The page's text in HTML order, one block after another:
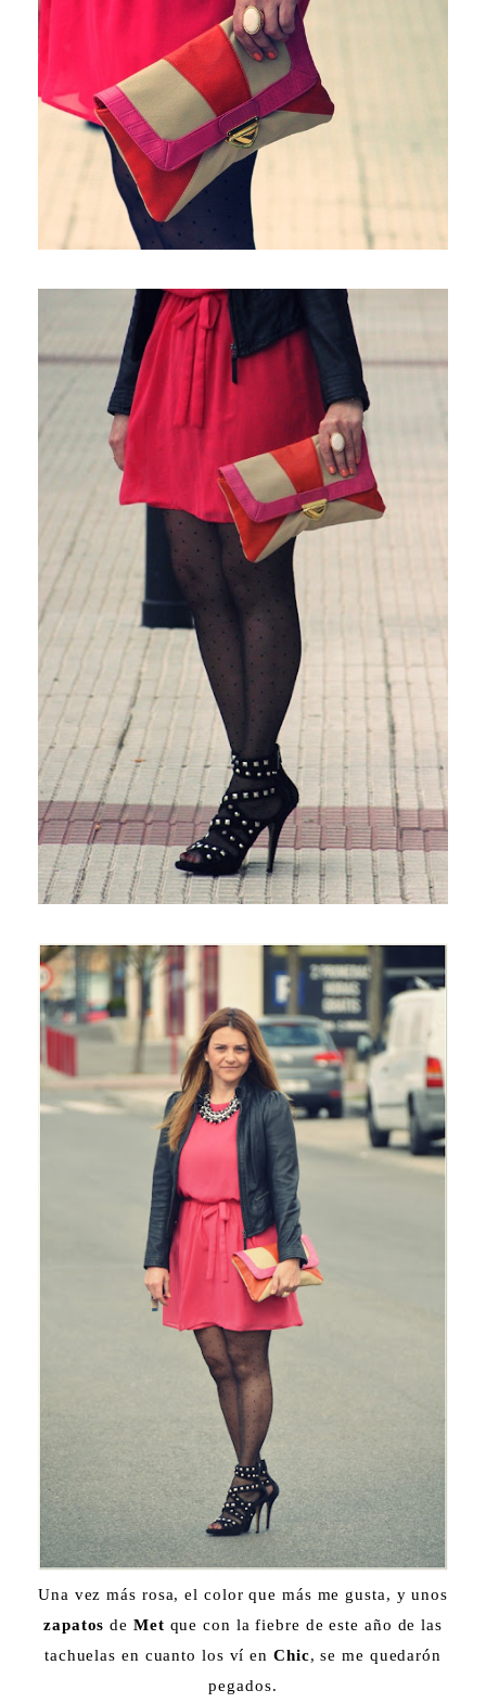
Una vez más rosa, el color que más me gusta, y unos
zapatos de Met que con la fiebre de este año de las
tachuelas en cuanto los ví en Chic, se me quedarón
pegados.